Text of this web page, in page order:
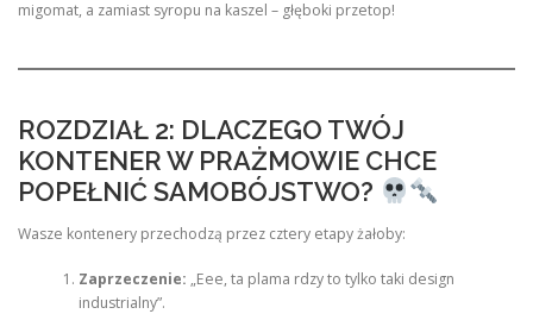
migomat, a zamiast syropu na kaszel – głęboki przetop!
ROZDZIAŁ 2: DLACZEGO TWÓJ
KONTENER W PRAŻMOWIE CHCE
POPEŁNIĆ SAMOBÓJSTWO?
Wasze kontenery przechodzą przez cztery etapy żałoby:
Zaprzeczenie: „Eee, ta plama rdzy to tylko taki design
industrialny”.